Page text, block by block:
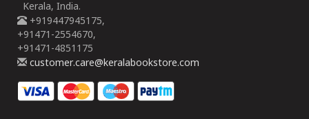
Kerala, India.
+919447945175,
+91471-2554670,
+91471-4851175
customer.care@keralabookstore.com